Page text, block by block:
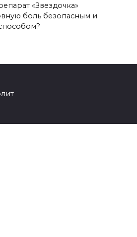
«Звездочка»
боль безопасным и